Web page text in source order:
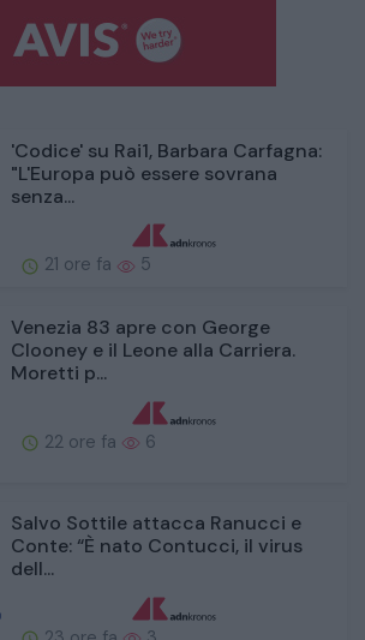
'Codice' su Rai1, Barbara Carfagna:
"L'Europa può essere sovrana
senza...
21 ore fa 5
Venezia 83 apre con George
Clooney e il Leone alla Carriera.
Moretti p...
22 ore fa 6
Salvo Sottile attacca Ranucci e
Conte: “È nato Contucci, il virus
dell...